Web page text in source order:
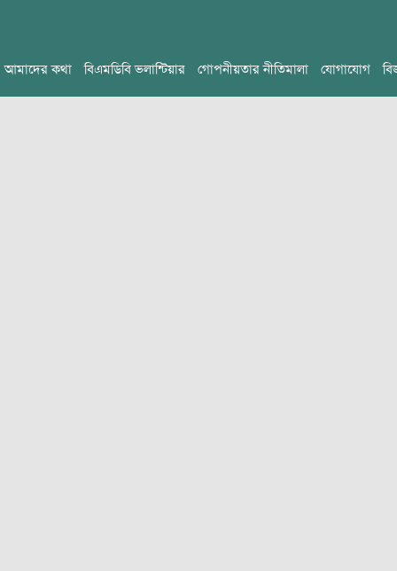
আমাদের কথা বিএমডিবি ভলান্টিয়ার গোপনীয়তার নীতিমালা যোগাযোগ